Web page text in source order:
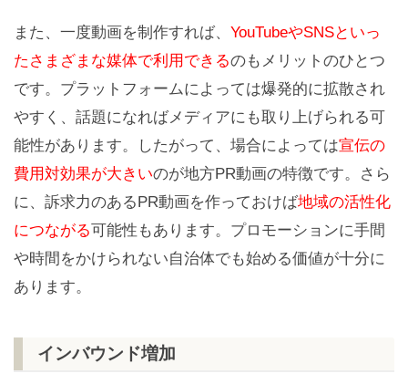
また、一度動画を制作すれば、 YouTubeやSNSといっ
たさまざまな媒体で利用できるのもメリットのひとつ
です。プラットフォームによっては爆発的に拡散され
やすく、話題になればメディアにも取り上げられる可
能性があります。したがって、場合によっては宣伝の
費用対効果が大きいのが地方PR動画の特徴です。さら
に、訴求力のあるPR動画を作っておけば地域の活性化
につながる可能性もあります。プロモーションに手間
や時間をかけられない自治体でも始める価値が十分に
あります。
インバウンド増加